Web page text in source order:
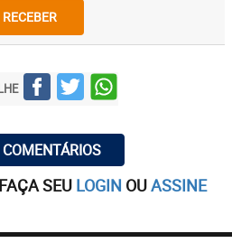
RECEBER
SEU LOGIN OUASSINE